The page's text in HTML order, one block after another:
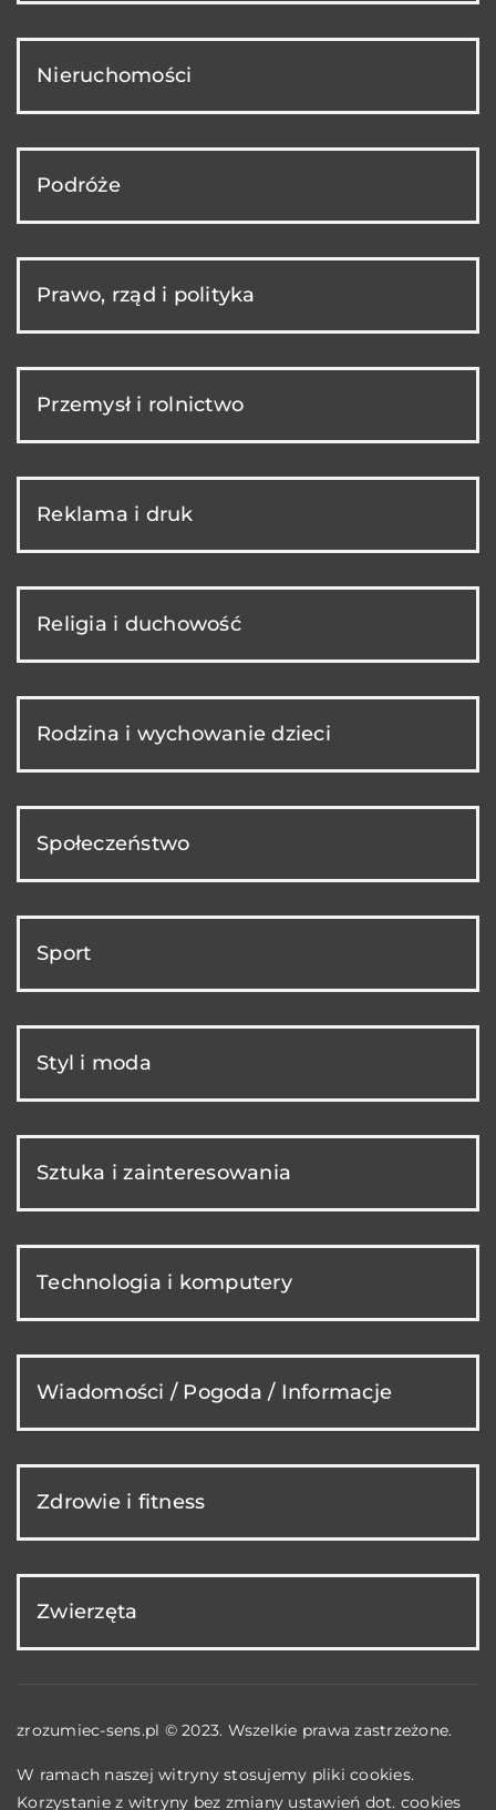
Nieruchomości
Podróże
Prawo, rząd i polityka
Przemysł i rolnictwo
Reklama i druk
Religia i duchowość
Rodzina i wychowanie dzieci
Społeczeństwo
Sport
Styl i moda
Sztuka i zainteresowania
Technologia i komputery
Wiadomości / Pogoda / Informacje
Zdrowie i fitness
Zwierzęta
zrozumiec-sens.pl © 2023. Wszelkie prawa zastrzeżone.
W ramach naszej witryny stosujemy pliki cookies.
Korzystanie z witryny bez zmiany ustawień dot. cookies